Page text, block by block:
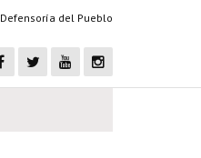
Defensoría del Pueblo